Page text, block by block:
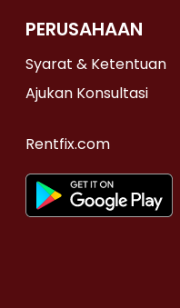
PERUSAHAAN
Syarat & Ketentuan
Ajukan Konsultasi
Rentfix.com